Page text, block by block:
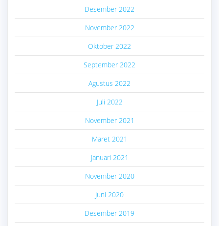
Desember 2022
November 2022
Oktober 2022
September 2022
Agustus 2022
Juli 2022
November 2021
Maret 2021
Januari 2021
November 2020
Juni 2020
Desember 2019